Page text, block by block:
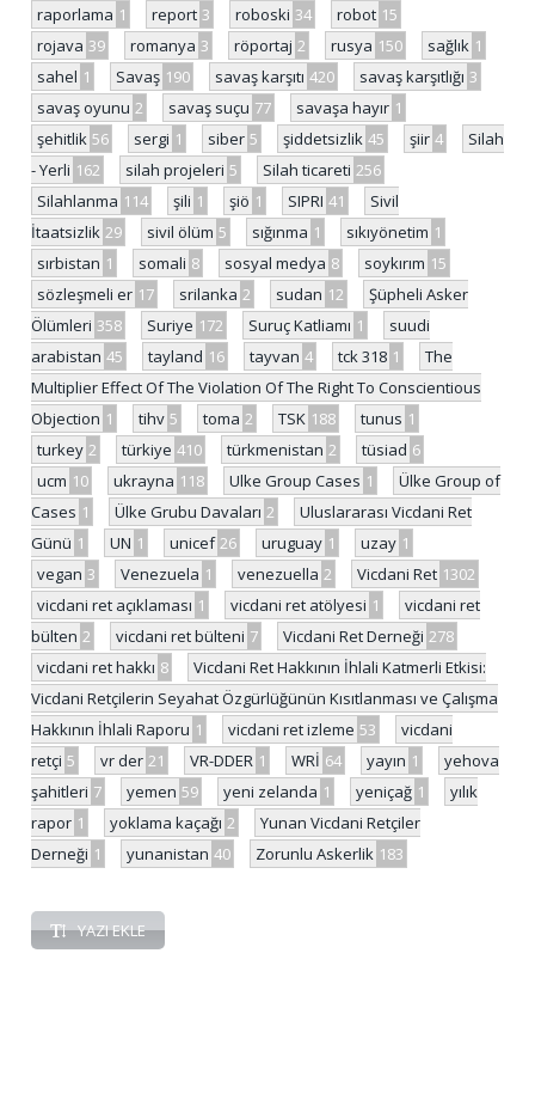
raporlama 1 report 3 roboski 34 robot 15
rojava 39 romanya 3 röportaj 2 rusya 150 sağlık 1
sahel 1 Savaş 190 savaş karşıtı 420 savaş karşıtlığı 3
savaş oyunu 2 savaş suçu 77 savaşa hayır 1
şehitlik 56 sergi 1 siber 5 şiddetsizlik 45 şiir 4
Silah
- Yerli 162 silah projeleri 5 Silah ticareti 256
Silahlanma 114 şili 1 şiö 1 SIPRI 41
Sivil
İtaatsizlik 29 sivil ölüm 5 sığınma 1 sıkıyönetim 1
sırbistan 1 somali 8 sosyal medya 8 soykırım 15
sözleşmeli er 17 srilanka 2 sudan 12
Şüpheli Asker
Ölümleri 358 Suriye 172 Suruç Katliamı 1
suudi
arabistan 45 tayland 16 tayvan 4 tck 318 1
The
Multiplier Effect Of The Violation Of The Right To Conscientious
Objection 1 tihv 5 toma 2 TSK 188 tunus 1
turkey 2 türkiye 410 türkmenistan 2 tüsiad 6
ucm 10 ukrayna 118 Ulke Group Cases 1
Ülke Group of
Cases 1 Ülke Grubu Davaları 2
Uluslararası Vicdani Ret
Günü 1 UN 1 unicef 26 uruguay 1 uzay 1
vegan 3 Venezuela 1 venezuella 2 Vicdani Ret 1302
vicdani ret açıklaması 1 vicdani ret atölyesi 1
vicdani ret
bülten 2 vicdani ret bülteni 7 Vicdani Ret Derneği 278
vicdani ret hakkı 8
Vicdani Ret Hakkının İhlali Katmerli Etkisi:
Vicdani Retçilerin Seyahat Özgürlüğünün Kısıtlanması ve Çalışma
Hakkının İhlali Raporu 1 vicdani ret izleme 53
vicdani
retçi 5 vr der 21 VR-DDER 1 WRİ 64 yayın 1
yehova
şahitleri 7 yemen 59 yeni zelanda 1 yeniçağ 1
yılık
rapor 1 yoklama kaçağı 2
Yunan Vicdani Retçiler
Derneği 1 yunanistan 40 Zorunlu Askerlik 183
YAZI EKLE